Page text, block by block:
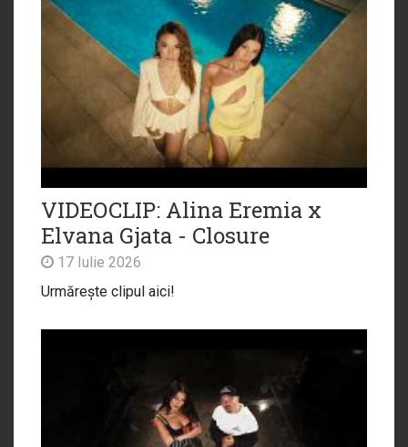
VIDEOCLIP: Alina Eremia x
Elvana Gjata - Closure
17 Iulie 2026
Urmărește clipul aici!